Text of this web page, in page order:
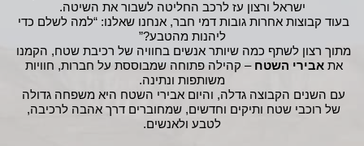
ישראל ורצון עז לרכב החליטה לשבור את השיטה.
בעוד קבוצות אחרות גובות דמי חבר, אנחנו שאלנו: “למה לשלם כדי
ליהנות מהטבע?”
מתוך רצון לשתף כמה שיותר אנשים בחוויה של רכיבת שטח, הקמנו
את אבירי השטח
– קהילה פתוחה שמבוססת על חברות, חוויות
משותפות ונתינה.
עם השנים הקבוצה גדלה, והיום אבירי השטח היא משפחה גדולה
של רוכבי שטח ותיקים וחדשים, שמחוברים דרך אהבה לרכיבה,
לטבע ולאנשים.